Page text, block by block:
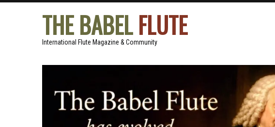
THE BABELFLUTE
International Flute Magazine & Community